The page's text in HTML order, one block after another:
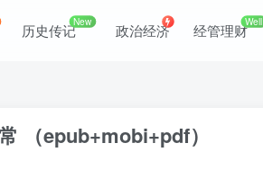
历史传记New 政治经济 经管理财Well
（epub+mobi+pdf）